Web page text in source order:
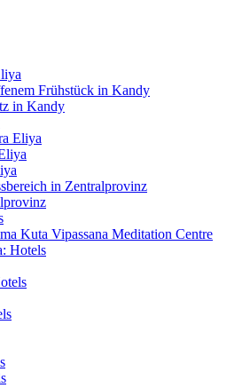
Frühstück in Kandy
in Kandy
Eliya
in Zentralprovinz
Kuta Vipassana Meditation Centre
Hotels